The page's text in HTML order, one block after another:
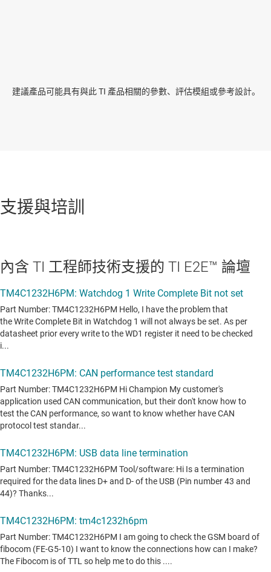
建議產品可能具有與此 TI 產品相關的參數、評估模組或參考設計。
支援與培訓
內含 TI 工程師技術支援的 TI E2E™ 論壇